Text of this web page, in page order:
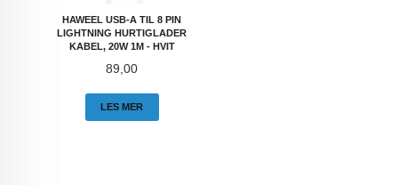
HAWEEL USB-A TIL 8 PIN
LIGHTNING HURTIGLADER
KABEL, 20W 1M - HVIT
Pris
89,00
LES MER